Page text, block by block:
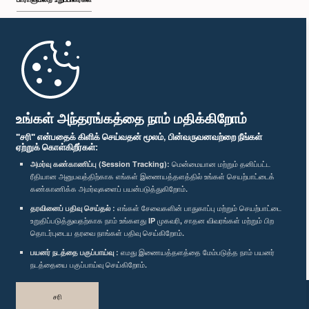
உங்கள் அந்தரங்கத்தை நாம் மதிக்கிறோம்
"சரி" என்பதைக் கிளிக் செய்வதன் மூலம், பின்வருவனவற்றை நீங்கள்
ஏற்றுக் கொள்கிறீர்கள்:
அமர்வு கண்காணிப்பு (Session Tracking): மென்மையான மற்றும் தனிப்பட்ட
ரீதியான அனுபவத்திற்காக எங்கள் இணையத்தளத்தில் உங்கள் செயற்பாட்டைக்
கண்காணிக்க அமர்வுகளைப் பயன்படுத்துகிறோம்.
தரவினைப் பதிவு செய்தல் : எங்கள் சேவைகளின் பாதுகாப்பு மற்றும் செயற்பாட்டை
உறுதிப்படுத்துவதற்காக நாம் உங்களது IP முகவரி, சாதன விவரங்கள் மற்றும் பிற
தொடர்புடைய தரவை நாங்கள் பதிவு செய்கிறோம்.
பயனர் நடத்தை பகுப்பாய்வு : எமது இணையத்தளத்தை மேம்படுத்த நாம் பயனர்
நடத்தையை பகுப்பாய்வு செய்கிறோம்.
சரி
முதற்பக்கம்
பாராளுமன்ற கையடக்க செயலி
எம்மை பின்தொடர்க :
விருதுகள்
தனியுரிமைக் கொள்கை